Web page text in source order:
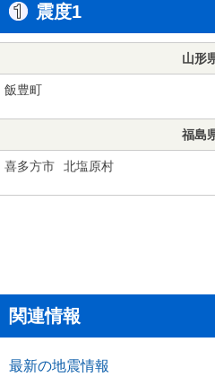
震度1
山形
飯豊町
福島
喜多方市 北塩原村
関連情報
最新の地震情報